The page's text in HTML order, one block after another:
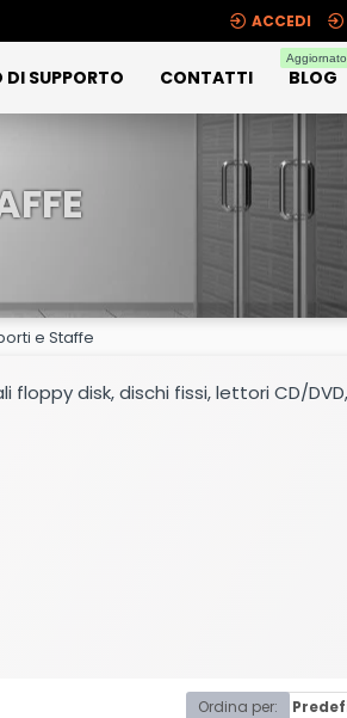
ACCEDI
DI SUPPORTO CONTATTI BLOG
e Staffe
floppy disk, dischi fissi, lettori CD/
Ordina per: